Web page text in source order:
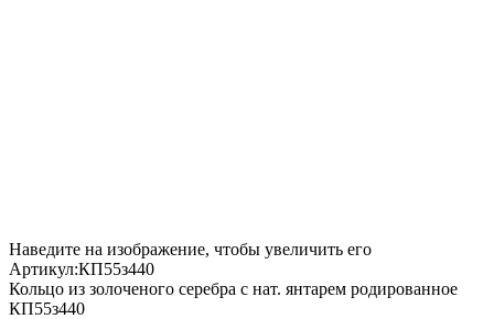
Наведите на изображение, чтобы увеличить его
Артикул:КП55з440
Кольцо из золоченого серебра с нат. янтарем родированное
КП55з440